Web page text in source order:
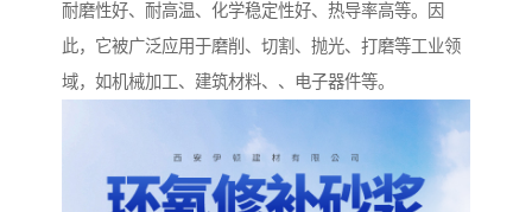
耐磨性好、耐高温、化学稳定性好、热导率高等。因
此，它被广泛应用于磨削、切割、抛光、打磨等工业领
域，如机械加工、建筑材料、、电子器件等。